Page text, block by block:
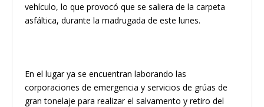
vehículo, lo que provocó que se saliera de la carpeta
asfáltica, durante la madrugada de este lunes.
​En el lugar ya se encuentran laborando las
corporaciones de emergencia y servicios de grúas de
gran tonelaje para realizar el salvamento y retiro del